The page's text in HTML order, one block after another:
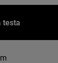
testa